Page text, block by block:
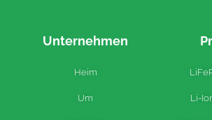
Unternehmen
Heim
Um Li-